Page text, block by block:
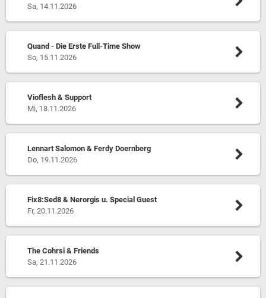
Sa, 14.11.2026
Quand - Die Erste Full-Time Show
So, 15.11.2026
Vioflesh & Support
Mi, 18.11.2026
Lennart Salomon & Ferdy Doernberg
Do, 19.11.2026
Fix8:Sed8 & Nerorgis u. Special Guest
Fr, 20.11.2026
The Cohrsi & Friends
Sa, 21.11.2026